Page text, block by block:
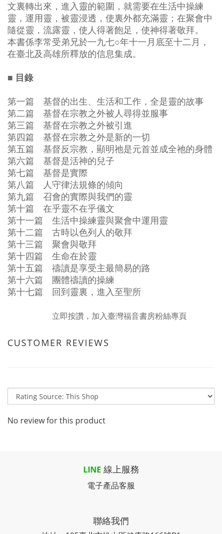
文裏轉出來，進入靈的範圍，就需要在生活中操練
靈，運用靈，被靈浸透，使裏外都充滿靈；在聚會中
隨從靈，流露靈，使人得著飽足，使神得著敬拜。
本書係李常受弟兄於一九七○年十一月底至十二月，
在臺北及高雄所釋放的信息集成。
■ 目錄
第一篇 基督的出生、生活和工作，全是靈的故事
第二篇 基督在宗教之外被人尋得並服事
第三篇 基督在宗教之外被引進
第四篇 基督在宗教之外是新的一切
第五篇 基督反宗教，顯明祂是元首並成全祂的身體
第六篇 基督是活神的兒子
第七篇 基督是實際
第八篇 人守律法規條的傾向
第九篇 召會的實際與我們的靈
第十篇 在乎靈不在乎儀文
第十一篇 生活中操練靈與聚會中運用靈
第十二篇 古時以色列人的敬拜
第十三篇 聚會與敬拜
第十四篇 生命在於靈
第十五篇 禱讀是享受主最簡易的路
第十六篇 團體禱讀的操練
第十七篇 回到靈裏，進入至聖所
立即按讚，加入臺灣福音書房粉絲專頁
CUSTOMER REVIEWS
No review for this product
LINE 線上服務
電子產品客服
聯絡我們